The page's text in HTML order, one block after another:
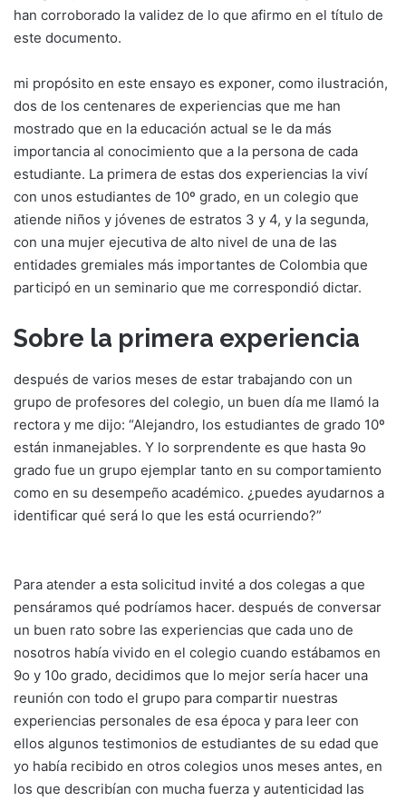
han corroborado la validez de lo que afirmo en el título de
este documento.
mi propósito en este ensayo es exponer, como ilustración,
dos de los centenares de experiencias que me han
mostrado que en la educación actual se le da más
importancia al conocimiento que a la persona de cada
estudiante. La primera de estas dos experiencias la viví
con unos estudiantes de 10º grado, en un colegio que
atiende niños y jóvenes de estratos 3 y 4, y la segunda,
con una mujer ejecutiva de alto nivel de una de las
entidades gremiales más importantes de Colombia que
participó en un seminario que me correspondió dictar.
Sobre la primera experiencia
después de varios meses de estar trabajando con un
grupo de profesores del colegio, un buen día me llamó la
rectora y me dijo: “Alejandro, los estudiantes de grado 10º
están inmanejables. Y lo sorprendente es que hasta 9o
grado fue un grupo ejemplar tanto en su comportamiento
como en su desempeño académico. ¿puedes ayudarnos a
identificar qué será lo que les está ocurriendo?”
Para atender a esta solicitud invité a dos colegas a que
pensáramos qué podríamos hacer. después de conversar
un buen rato sobre las experiencias que cada uno de
nosotros había vivido en el colegio cuando estábamos en
9o y 10o grado, decidimos que lo mejor sería hacer una
reunión con todo el grupo para compartir nuestras
experiencias personales de esa época y para leer con
ellos algunos testimonios de estudiantes de su edad que
yo había recibido en otros colegios unos meses antes, en
los que describían con mucha fuerza y autenticidad las